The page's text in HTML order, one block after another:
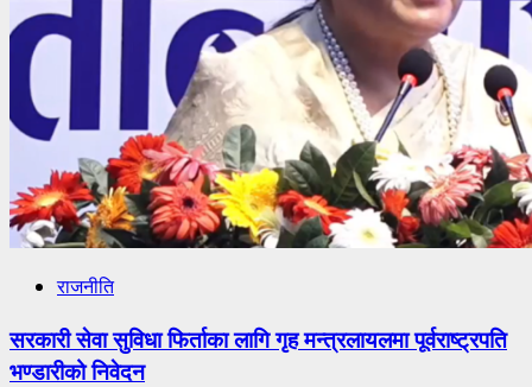
राजनीति
सरकारी सेवा सुविधा फिर्ताका लागि गृह मन्त्रलायलमा पूर्वराष्ट्रपति
भण्डारीको निवेदन